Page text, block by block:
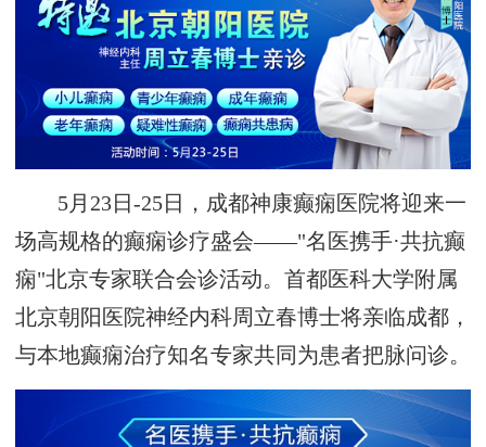
5月23日-25日，成都神康癫痫医院将迎来一
场高规格的癫痫诊疗盛会——"名医携手·共抗癫
痫"北京专家联合会诊活动。首都医科大学附属
北京朝阳医院神经内科周立春博士将亲临成都，
与本地癫痫治疗知名专家共同为患者把脉问诊。